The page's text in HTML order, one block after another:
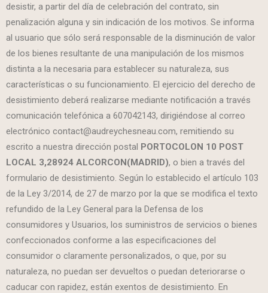
desistir, a partir del día de celebración del contrato, sin
penalización alguna y sin indicación de los motivos. Se informa
al usuario que sólo será responsable de la disminución de valor
de los bienes resultante de una manipulación de los mismos
distinta a la necesaria para establecer su naturaleza, sus
características o su funcionamiento. El ejercicio del derecho de
desistimiento deberá realizarse mediante notificación a través
comunicación telefónica a 607042143, dirigiéndose al correo
electrónico contact@audreychesneau.com, remitiendo su
escrito a nuestra dirección postal PORTOCOLON 10 POST
LOCAL 3,28924 ALCORCON(MADRID), o bien a través del
formulario de desistimiento. Según lo establecido el artículo 103
de la Ley 3/2014, de 27 de marzo por la que se modifica el texto
refundido de la Ley General para la Defensa de los
consumidores y Usuarios, los suministros de servicios o bienes
confeccionados conforme a las especificaciones del
consumidor o claramente personalizados, o que, por su
naturaleza, no puedan ser devueltos o puedan deteriorarse o
caducar con rapidez, están exentos de desistimiento. En